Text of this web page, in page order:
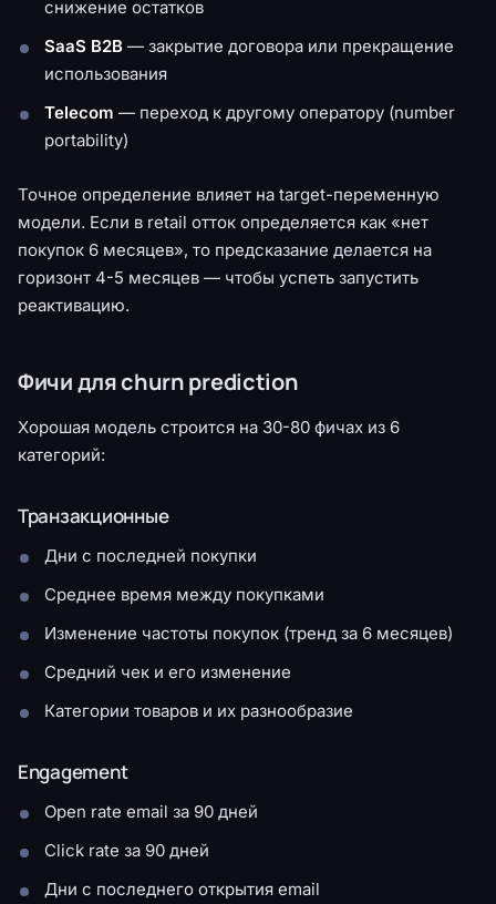
снижение остатков
SaaS B2B — закрытие договора или прекращение
использования
Telecom — переход к другому оператору (number
portability)
Точное определение влияет на target-переменную
модели. Если в retail отток определяется как «нет
покупок 6 месяцев», то предсказание делается на
горизонт 4-5 месяцев — чтобы успеть запустить
реактивацию.
Фичи для churn prediction
Хорошая модель строится на 30-80 фичах из 6
категорий:
Транзакционные
Дни с последней покупки
Среднее время между покупками
Изменение частоты покупок (тренд за 6 месяцев)
Средний чек и его изменение
Категории товаров и их разнообразие
Engagement
Open rate email за 90 дней
Click rate за 90 дней
Дни с последнего открытия email